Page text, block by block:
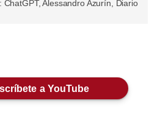
Alessandro Azurín, Diario
a YouTube